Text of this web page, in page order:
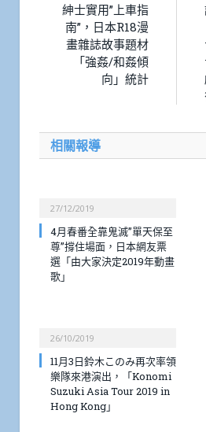
紳士實用”上車指
南”，日本R18漫
畫雜誌故事題材
「強姦/和姦傾
向」統計
相關報導
27/12/2019
4月春番全靠鬼滅”單天保至
尊”撐住場面，日本網友票
選「由大家決定2019年動畫
歌」
26/10/2019
11月3日鈴木このみ再次率領
樂隊來港演出，「Konomi
Suzuki Asia Tour 2019 in
Hong Kong」